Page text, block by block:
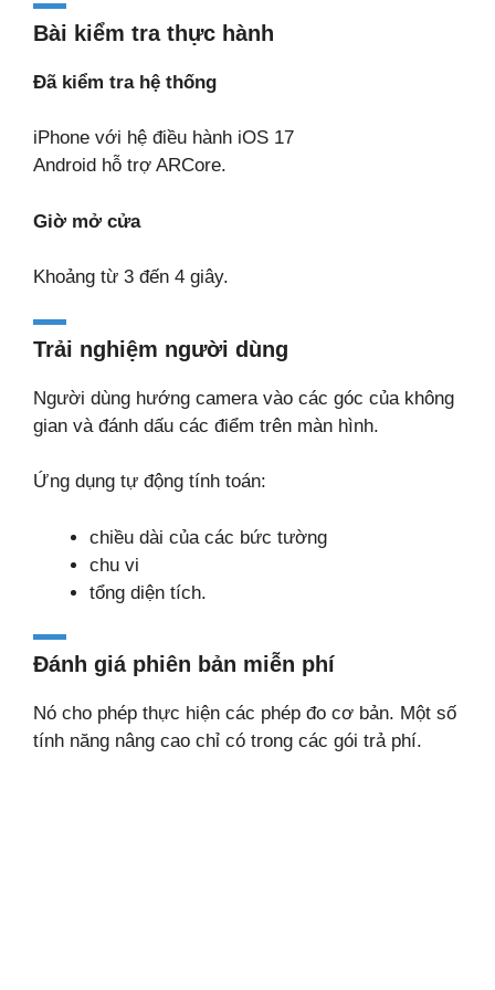
Bài kiểm tra thực hành
Đã kiểm tra hệ thống
iPhone với hệ điều hành iOS 17
Android hỗ trợ ARCore.
Giờ mở cửa
Khoảng từ 3 đến 4 giây.
Trải nghiệm người dùng
Người dùng hướng camera vào các góc của không
gian và đánh dấu các điểm trên màn hình.
Ứng dụng tự động tính toán:
chiều dài của các bức tường
chu vi
tổng diện tích.
Đánh giá phiên bản miễn phí
Nó cho phép thực hiện các phép đo cơ bản. Một số
tính năng nâng cao chỉ có trong các gói trả phí.